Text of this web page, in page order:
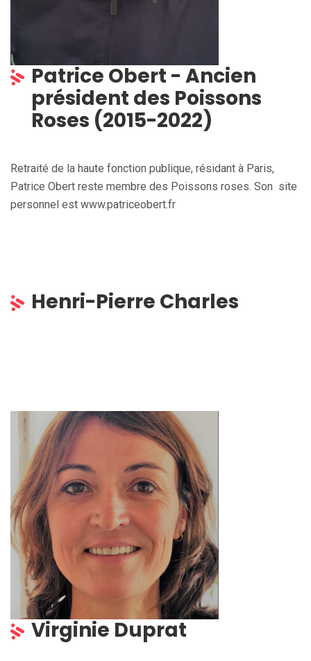
Patrice Obert - Ancien
président des Poissons
Roses (2015-2022)
Retraité de la haute fonction publique, résidant à Paris,
Patrice Obert reste membre des Poissons roses. Son site
personnel est www.patriceobert.fr
Henri-Pierre Charles
Virginie Duprat